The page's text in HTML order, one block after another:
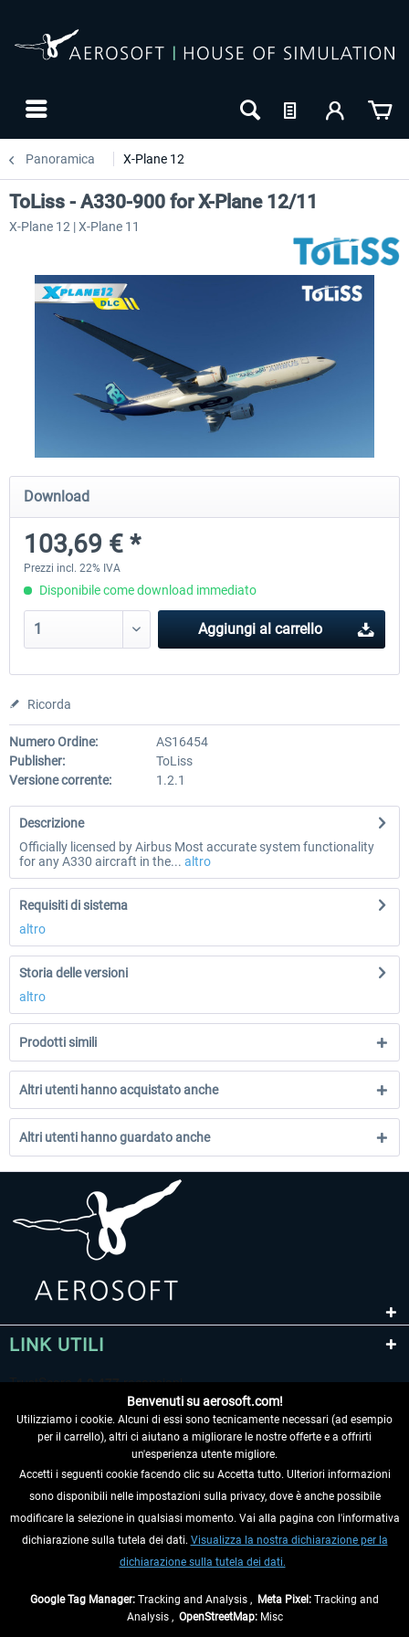
Panoramica X-Plane 12
Traffic Global for X-Plane 12/11
(Windows)
45,70 € *
X-Plane.org - King Air 350
ToLiss - A330-900 for X-Plane 12/11
X-Plane 12 | X-Plane 11
Download
103,69 € *
Prezzi incl. 22% IVA
Disponibile come download immediato
Aggiungi al carrello
Ricorda
Numero Ordine:
AS16454
Publisher:
ToLiss
Versione corrente:
1.2.1
Descrizione
Officially licensed by Airbus Most accurate system functionality
for any A330 aircraft in the... altro
Requisiti di sistema
altro
Storia delle versioni
altro
Prodotti simili
Altri utenti hanno acquistato anche
Altri utenti hanno guardato anche
LINK UTILI
RECEDERE DAL CONTRATTO
INFORMAZIONI
Benvenuti su aerosoft.com!
Utilizziamo i cookie. Alcuni di essi sono tecnicamente necessari (ad esempio
per il carrello), altri ci aiutano a migliorare le nostre offerte e a offrirti
un'esperienza utente migliore.
Accetti i seguenti cookie facendo clic su Accetta tutto. Ulteriori informazioni
sono disponibili nelle impostazioni sulla privacy, dove è anche possibile
modificare la selezione in qualsiasi momento. Vai alla pagina con l'informativa
dichiarazione sulla tutela dei dati. Visualizza la nostra dichiarazione per la
dichiarazione sulla tutela dei dati.
Google Tag Manager: Tracking and Analysis , Meta Pixel: Tracking and
Analysis , OpenStreetMap:Misc